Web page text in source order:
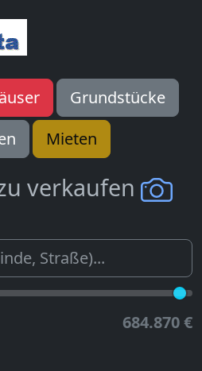
Grundstücke
Mieten
verkaufen
684.870 €